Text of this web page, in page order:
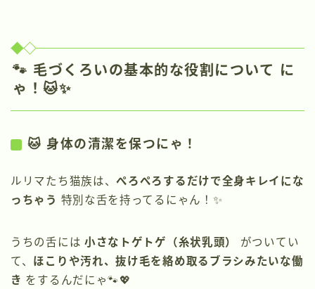
🐾 毛づくろいの基本的な役割について に
ゃ！🐱✨
🐱 身体の清潔を保つにゃ！
ルリマたち猫族は、ぺろぺろするだけで全身キレイにな
っちゃう 特別な舌を持ってるにゃん！✨
うちの舌には 小さなトゲトゲ（糸状乳頭）
がついてい
て、 ほこりや汚れ、抜け毛を絡め取るブラシみたいな働
き をするんだにゃ🐾💖